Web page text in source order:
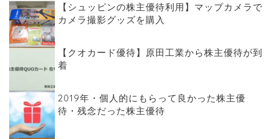
【シュッピンの株主優待利用】マップカメラで
カメラ撮影グッズを購入
【クオカード優待】原田工業から株主優待が到
着
2019年・個人的にもらって良かった株主優
待・残念だった株主優待